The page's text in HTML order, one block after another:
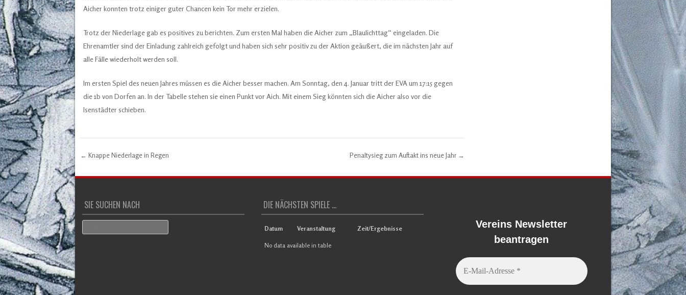
Aicher konnten trotz einiger guter Chancen kein Tor mehr erzielen.
Trotz der Niederlage gab es positives zu berichten. Zum ersten Mal haben die Aicher zum „Blaulichttag“ eingeladen. Die
Ehrenamtler sind der Einladung zahlreich gefolgt und haben sich sehr positiv zu der Aktion geäußert, die im nächsten Jahr auf
alle Fälle wiederholt werden soll.
Im ersten Spiel des neuen Jahres müssen es die Aicher besser machen. Am Sonntag, den 4. Januar tritt der EVA um 17:15 gegen
die 1b von Dorfen an. In der Tabelle stehen sie einen Punkt vor Aich. Mit einem Sieg könnten sich die Aicher also vor die
Isenstädter schieben.
Post navigation
← Knappe Niederlage in Regen Penaltysieg zum Auftakt ins neue Jahr →
SIE SUCHEN NACH DIE NÄCHSTEN SPIELE ...
Datum Veranstaltung Zeit/Ergebnisse
No data available in table
Vereins Newsletter
beantragen